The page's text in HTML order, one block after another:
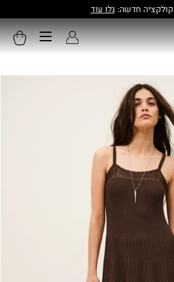
קולקציה חדשה:גלו עוד